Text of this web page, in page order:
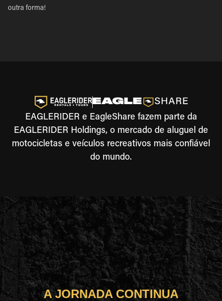
outra forma!
EAGLERIDER e EagleShare fazem parte da
EAGLERIDER Holdings, o mercado de aluguel de
motocicletas e veículos recreativos mais confiável
do mundo.
A JORNADA CONTINUA